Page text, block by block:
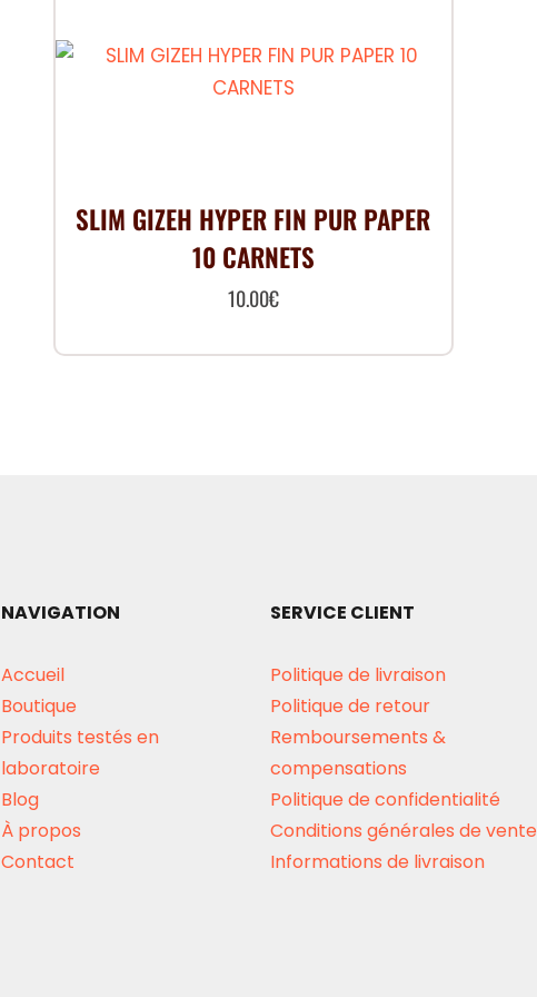
SLIM GIZEH HYPER FIN PUR PAPER
10 CARNETS
10.00€
NAVIGATION
Accueil
Boutique
Produits testés en
laboratoire
Blog
À propos
Contact
SERVICE CLIENT
Politique de livraison
Politique de retour
Remboursements &
compensations
Politique de confidentialité
Conditions générales de vente
Informations de livraison